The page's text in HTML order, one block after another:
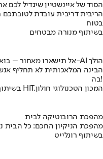
הסוד של איינשטיין שיגדיל לכם
הריבית דריבית עובדת
בטוח
בשיתוף מנורה מבטחים
אל תישארו מאחור – בואו לגלות לאן ה-AI הולך
הבינה המלאכותית לא תחליף
בה!
בשיתוף HIT,המכון הטכנולוגי חולון
מהפכת הרובוטיקה לבית
מהפכת הניקיון החכם: כל הבית
בשיתוף רונלייט